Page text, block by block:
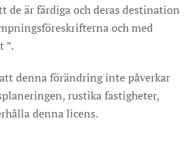
de är färdiga och deras destination
och med
”.
denna förändring inte påverkar
rustika fastigheter,
denna licens.